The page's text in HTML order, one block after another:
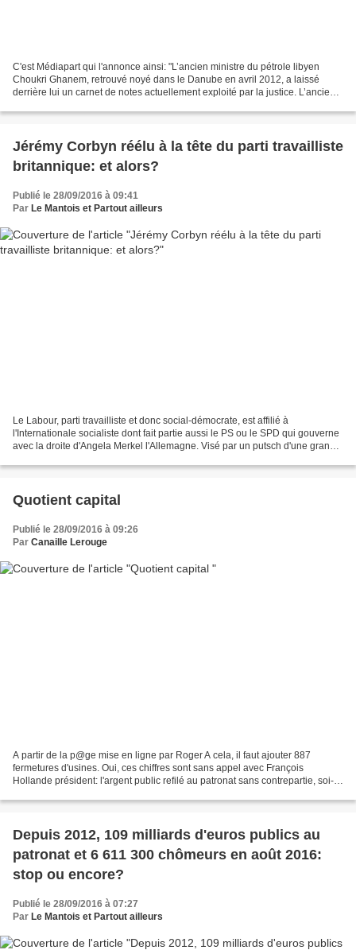
C'est Médiapart qui l'annonce ainsi: "L’ancien ministre du pétrole libyen
Choukri Ghanem, retrouvé noyé dans le Danube en avril 2012, a laissé
derrière lui un carnet de notes actuellement exploité par la justice. L’ancien
Jérémy Corbyn réélu à la tête du parti travailliste
britannique: et alors?
Publié le 28/09/2016 à 09:41
Par Le Mantois et Partout ailleurs
Le Labour, parti travailliste et donc social-démocrate, est affilié à
l'Internationale socialiste dont fait partie aussi le PS ou le SPD qui gouverne
avec la droite d'Angela Merkel l'Allemagne. Visé par un putsch d'une grande
Quotient capital
Publié le 28/09/2016 à 09:26
Par Canaille Lerouge
A partir de la p@ge mise en ligne par Roger A cela, il faut ajouter 887
fermetures d'usines. Oui, ces chiffres sont sans appel avec François
Hollande président: l'argent public refilé au patronat sans contrepartie, soi-
Depuis 2012, 109 milliards d'euros publics au
patronat et 6 611 300 chômeurs en août 2016:
stop ou encore?
Publié le 28/09/2016 à 07:27
Par Le Mantois et Partout ailleurs